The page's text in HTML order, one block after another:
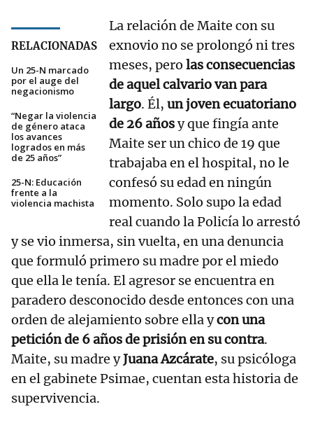
RELACIONADAS
Un 25-N marcado
por el auge del
negacionismo
“Negar la violencia
de género ataca
los avances
logrados en más
de 25 años”
25-N: Educación
frente a la
violencia machista
La relación de Maite con su
exnovio no se prolongó ni tres
meses, pero las consecuencias
de aquel calvario van para
largo. Él, un joven ecuatoriano
de 26 añosy que fingía ante
Maite ser un chico de 19 que
trabajaba en el hospital, no le
confesó su edad en ningún
momento. Solo supo la edad
real cuando la Policía lo arrestó
y se vio inmersa, sin vuelta, en una denuncia
que formuló primero su madre por el miedo
que ella le tenía. El agresor se encuentra en
paradero desconocido desde entonces con una
orden de alejamiento sobre ella ycon una
petición de 6 años de prisión en su contra.
Maite, su madre yJuana Azcárate, su psicóloga
en el gabinete Psimae, cuentan esta historia de
supervivencia.